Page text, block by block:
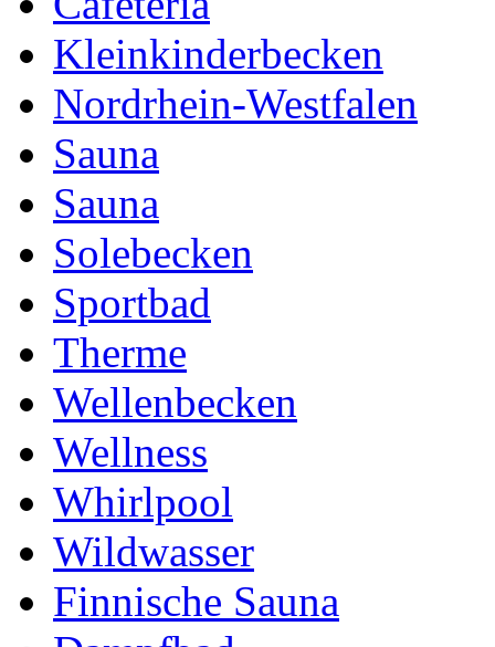
Kleinkinderbecken
Nordrhein-Westfalen
Sauna
Sauna
Solebecken
Sportbad
Therme
Wellenbecken
Wellness
Whirlpool
Wildwasser
Finnische Sauna